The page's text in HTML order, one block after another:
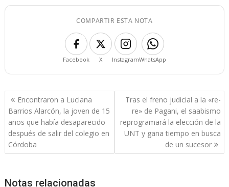
COMPARTIR ESTA NOTA
Facebook X InstagramWhatsApp
Navegación
de
entradas
Encontraron a Luciana
Barrios Alarcón, la joven de 15
años que había desaparecido
después de salir del colegio en
Córdoba
Tras el freno judicial a la «re-
re» de Pagani, el saabismo
reprogramará la elección de la
UNT y gana tiempo en busca
de un sucesor
Notas relacionadas